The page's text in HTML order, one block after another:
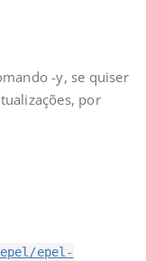
-y, se quiser
por
epel-